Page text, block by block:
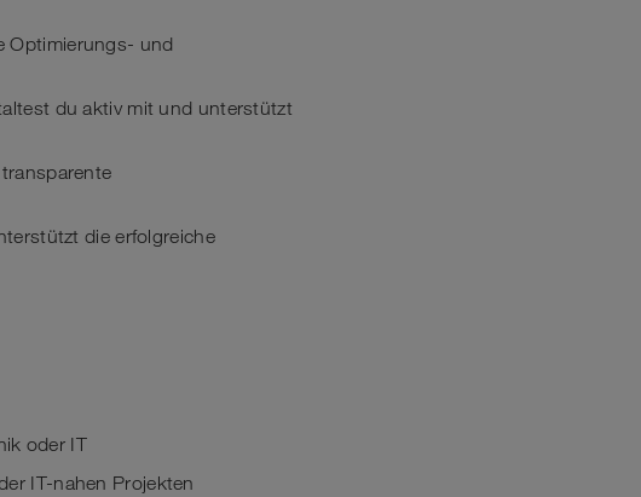
Optimierungs- und
du aktiv mit und unterstützt
die erfolgreiche
oder IT
IT-nahen Projekten